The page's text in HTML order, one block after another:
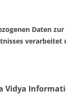
Daten
verarbeitet
Vidya